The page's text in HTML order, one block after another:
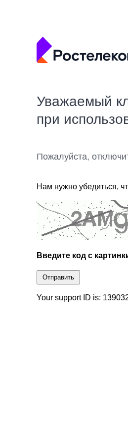
Уважаемый
при
Пожалуйста,
Нам нужно убедиться,
Введите код с
Отправить
Your support ID is: